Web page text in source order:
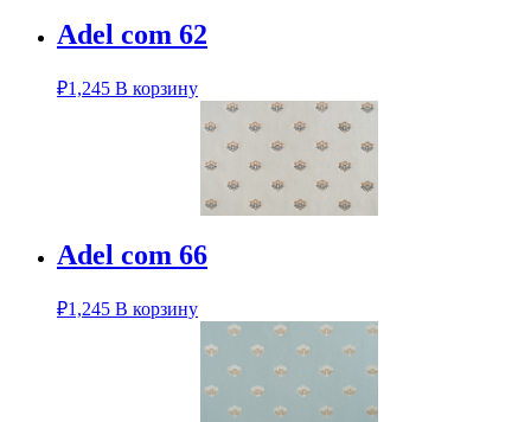
Adel com 62
₽1,245 В корзину
Adel com 66
₽1,245 В корзину